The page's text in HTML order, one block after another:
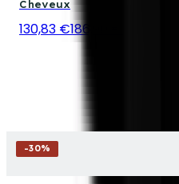
Cheveux
130,83 €186,90 €
-30%